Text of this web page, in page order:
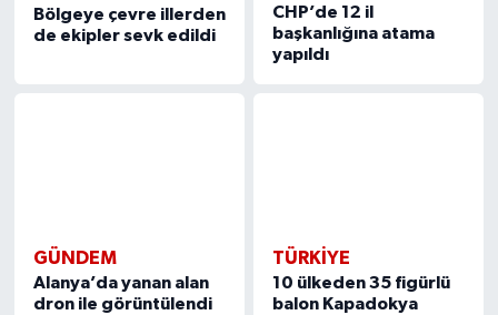
Bölgeye çevre illerden
de ekipler sevk edildi
CHP’de 12 il
başkanlığına atama
yapıldı
GÜNDEM
Alanya’da yanan alan
dron ile görüntülendi
TÜRKIYE
10 ülkeden 35 figürlü
balon Kapadokya